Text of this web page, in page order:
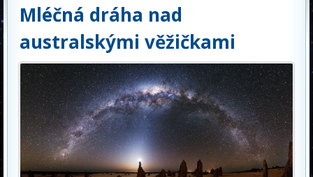
Mléčná dráha nad
australskými věžičkami